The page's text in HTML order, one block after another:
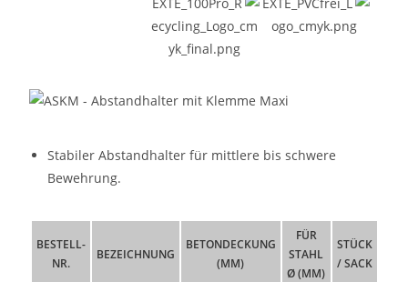
Stabiler Abstandhalter für mittlere bis schwere
Bewehrung.
BESTELL-
NR.
BEZEICHNUNG
BETONDECKUNG
(MM)
FÜR
STAHL
Ø (MM)
STÜCK
/ SACK